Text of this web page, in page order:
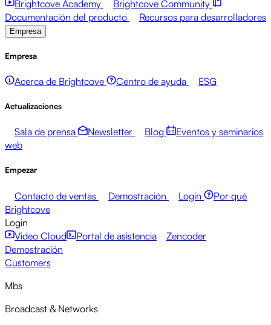
Brightcove Academy
Brightcove Community
Documentación del producto
Recursos para desarrolladores
Empresa
Empresa
Acerca de Brightcove Centro de ayuda ESG
Actualizaciones
Sala de prensa Newsletter Blog
Eventos y seminarios
web
Empezar
Contacto de ventas Demostración Login
Por qué
Brightcove
Login
Video Cloud
Portal de asistencia
Zencoder
Demostración
Customers
Mbs
Broadcast & Networks